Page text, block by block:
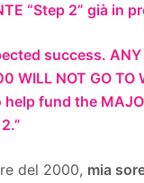
“Step 2” già in
success. ANY
WILL NOT GO
help fund the
del 2000, mia